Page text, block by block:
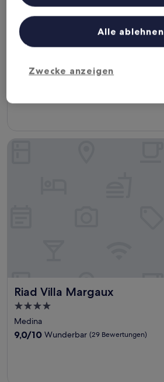
Riad Mimouna
Riad Mimouna
Unterkunft
Medina
9,0/10 (286 Bewertungen)
Riad Villa Margaux
Riad Villa Margaux
4.0-
Sterne-
Unterkunft
Medina
9.0
9,0/10 Wunderbar (29 Bewertungen)
Riad Villa Margaux
Liste der Partner (Lieferanten)
Zwecke anzeigen
Alle ablehnen